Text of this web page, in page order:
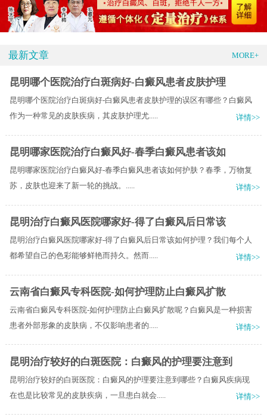
最新文章 MORE+
昆明哪个医院治疗白斑病好-白癜风患者皮肤护理
昆明哪个医院治疗白斑病好-白癜风患者皮肤护理的误区有哪些？白癜风
作为一种常见的皮肤疾病，其皮肤护理尤.....
详情>>
昆明哪家医院治疗白癜风好-春季白癜风患者该如
昆明哪家医院治疗白癜风好-春季白癜风患者该如何护肤？​春季，万物复
苏，皮肤也迎来了新一轮的挑战。.....
详情>>
昆明治疗白癜风医院哪家好-得了白癜风后日常该
昆明治疗白癜风医院哪家好-得了白癜风后日常该如何护理？我们每个人
都希望自己的色彩能够鲜艳而持久。然而.....
详情>>
云南省白癜风专科医院-如何护理防止白癜风扩散
云南省白癜风专科医院-如何护理防止白癜风扩散呢？白癜风是一种损害
患者外部形象的皮肤病，不仅影响患者的.....
详情>>
昆明治疗较好的白斑医院：白癜风的护理要注意到
昆明治疗较好的白斑医院：白癜风的护理要注意到哪些？白癜风疾病现
在也是比较常见的皮肤疾病，一旦患白就会.....
详情>>